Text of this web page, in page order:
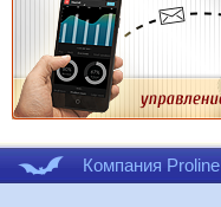
Компания Proline